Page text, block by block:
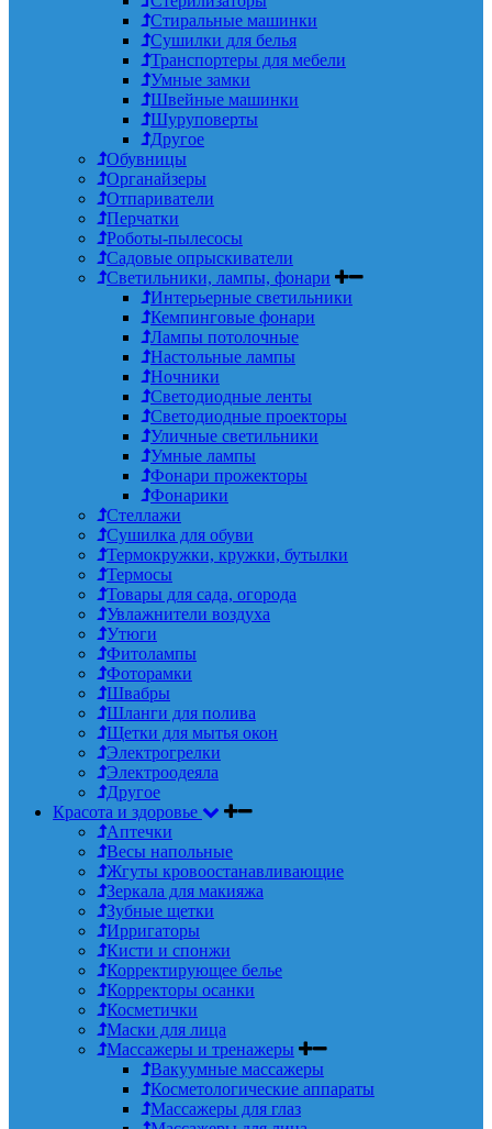
Стиральные машинки
Сушилки для белья
Транспортеры для мебели
Умные замки
Швейные машинки
Шуруповерты
Другое
Обувницы
Органайзеры
Отпариватели
Перчатки
Роботы-пылесосы
Садовые опрыскиватели
Светильники, лампы, фонари
Интерьерные светильники
Кемпинговые фонари
Лампы потолочные
Настольные лампы
Ночники
Светодиодные ленты
Светодиодные проекторы
Уличные светильники
Умные лампы
Фонари прожекторы
Фонарики
Стеллажи
Сушилка для обуви
Термокружки, кружки, бутылки
Термосы
Товары для сада, огорода
Увлажнители воздуха
Утюги
Фитолампы
Фоторамки
Швабры
Шланги для полива
Щетки для мытья окон
Электрогрелки
Электроодеяла
Другое
Красота и здоровье
Аптечки
Весы напольные
Жгуты кровоостанавливающие
Зеркала для макияжа
Зубные щетки
Ирригаторы
Кисти и спонжи
Корректирующее белье
Корректоры осанки
Косметички
Маски для лица
Массажеры и тренажеры
Вакуумные массажеры
Косметологические аппараты
Массажеры для глаз